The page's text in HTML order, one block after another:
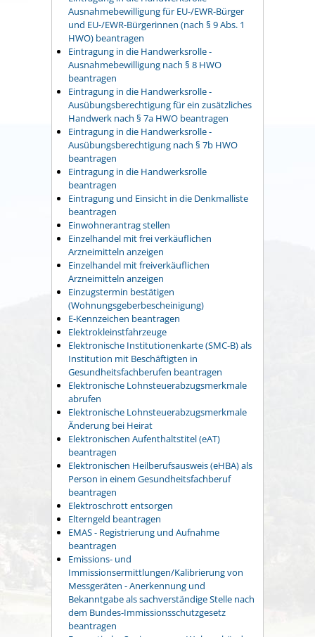
Ausnahmebewilligung für EU-/EWR-Bürger
und EU-/EWR-Bürgerinnen (nach § 9 Abs. 1
HWO) beantragen
Eintragung in die Handwerksrolle -
Ausnahmebewilligung nach § 8 HWO
beantragen
Eintragung in die Handwerksrolle -
Ausübungsberechtigung für ein zusätzliches
Handwerk nach § 7a HWO beantragen
Eintragung in die Handwerksrolle -
Ausübungsberechtigung nach § 7b HWO
beantragen
Eintragung in die Handwerksrolle
beantragen
Eintragung und Einsicht in die Denkmalliste
beantragen
Einwohnerantrag stellen
Einzelhandel mit frei verkäuflichen
Arzneimitteln anzeigen
Einzelhandel mit freiverkäuflichen
Arzneimitteln anzeigen
Einzugstermin bestätigen
(Wohnungsgeberbescheinigung)
E-Kennzeichen beantragen
Elektrokleinstfahrzeuge
Elektronische Institutionenkarte (SMC-B) als
Institution mit Beschäftigten in
Gesundheitsfachberufen beantragen
Elektronische Lohnsteuerabzugsmerkmale
abrufen
Elektronische Lohnsteuerabzugsmerkmale
Änderung bei Heirat
Elektronischen Aufenthaltstitel (eAT)
beantragen
Elektronischen Heilberufsausweis (eHBA) als
Person in einem Gesundheitsfachberuf
beantragen
Elektroschrott entsorgen
Elterngeld beantragen
EMAS - Registrierung und Aufnahme
beantragen
Emissions- und
Immissionsermittlungen/Kalibrierung von
Messgeräten - Anerkennung und
Bekanntgabe als sachverständige Stelle nach
dem Bundes-Immissionsschutzgesetz
beantragen